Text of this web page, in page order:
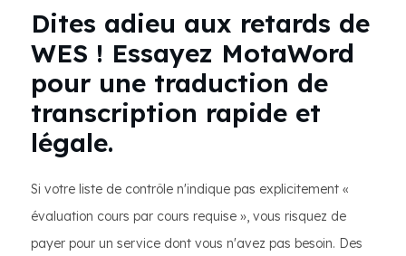
Dites adieu aux retards de
WES ! Essayez MotaWord
pour une traduction de
transcription rapide et
légale.
Si votre liste de contrôle n'indique pas explicitement «
évaluation cours par cours requise », vous risquez de
payer pour un service dont vous n'avez pas besoin. Des